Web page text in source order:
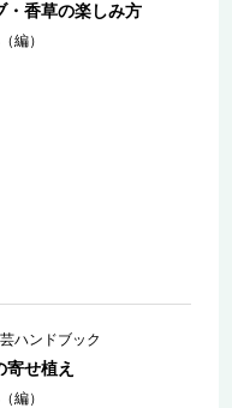
・香草の楽しみ方
編）
ハンドブック
寄せ植え
編）